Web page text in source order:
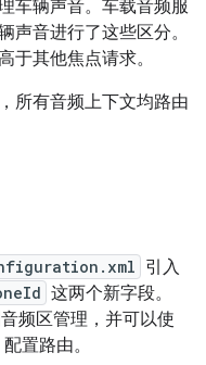
车辆声音。车载音频服
声音进行了这些区分。
于其他焦点请求。
所有音频上下文均路由
引入
这两个新字段。
频区管理，并可以使
置路由。